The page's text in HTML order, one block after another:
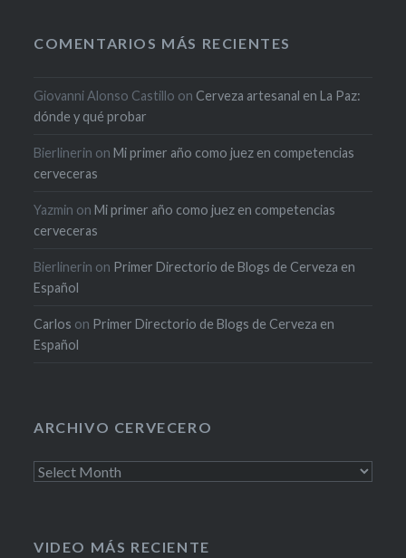
COMENTARIOS MÁS RECIENTES
Giovanni Alonso Castillo on Cerveza artesanal en La Paz:
dónde y qué probar
Bierlinerin onMi primer año como juez en competencias
cerveceras
Yazmin onMi primer año como juez en competencias
cerveceras
Bierlinerin on Primer Directorio de Blogs de Cerveza en
Español
Carlos on Primer Directorio de Blogs de Cerveza en
Español
ARCHIVO CERVECERO
Archivo
VIDEO MÁS RECIENTE